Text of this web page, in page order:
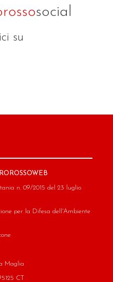
social
su
n. 09/2015 del 23 luglio
per la Difesa dell'Ambiente
Maglia
CT